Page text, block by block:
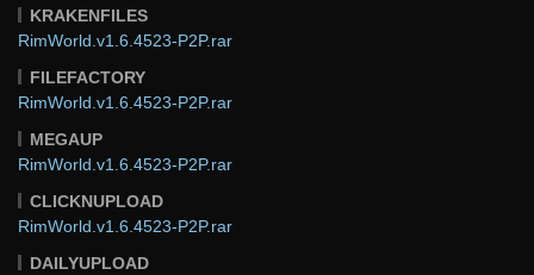
KRAKENFILES
RimWorld.v1.6.4523-P2P.rar
FILEFACTORY
RimWorld.v1.6.4523-P2P.rar
MEGAUP
RimWorld.v1.6.4523-P2P.rar
CLICKNUPLOAD
RimWorld.v1.6.4523-P2P.rar
DAILYUPLOAD